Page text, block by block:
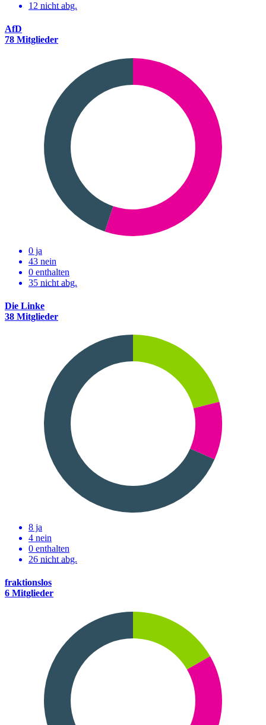
12 nicht abg.
AfD
78 Mitglieder
0 ja
43 nein
0 enthalten
35 nicht abg.
Die Linke
38 Mitglieder
8 ja
4 nein
0 enthalten
26 nicht abg.
fraktionslos
6 Mitglieder